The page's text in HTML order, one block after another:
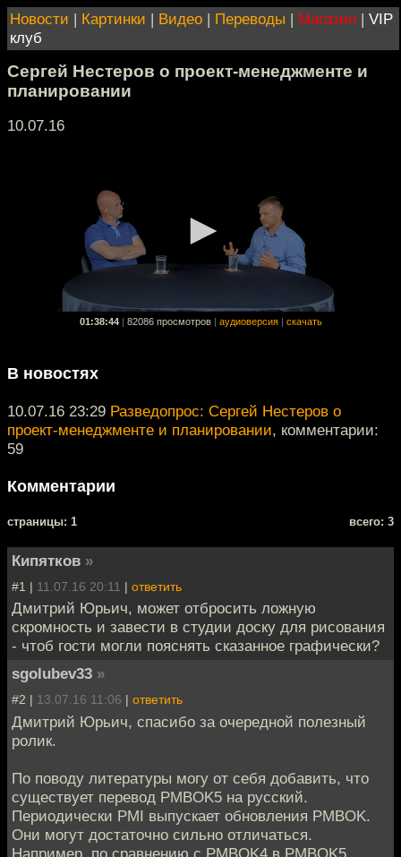
Новости | Картинки | Видео | Переводы | Магазин | VIP
клуб
Сергей Нестеров о проект-менеджменте и
планировании
10.07.16
01:38:44 82086 просмотров аудиоверсия скачать
В новостях
10.07.16 23:29 Разведопрос: Сергей Нестеров о
проект-менеджменте и планировании, комментарии:
59
Комментарии
cтраницы: 1 всего: 3
Кипятков »
#1 | 11.07.16 20:11 | ответить
Дмитрий Юрьич, может отбросить ложную
скромность и завести в студии доску для рисования
- чтоб гости могли пояснять сказанное графически?
sgolubev33 »
#2 | 13.07.16 11:06 | ответить
Дмитрий Юрьич, спасибо за очередной полезный
ролик.
По поводу литературы могу от себя добавить, что
существует перевод PMBOK5 на русский.
Периодически PMI выпускает обновления PMBOK.
Они могут достаточно сильно отличаться.
Например, по сравнению с PMBOK4 в PMBOK5